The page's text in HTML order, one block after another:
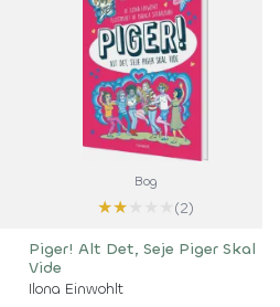
Bog
★★
(2)
Piger! Alt Det, Seje Piger Skal
Vide
Ilona Einwohlt